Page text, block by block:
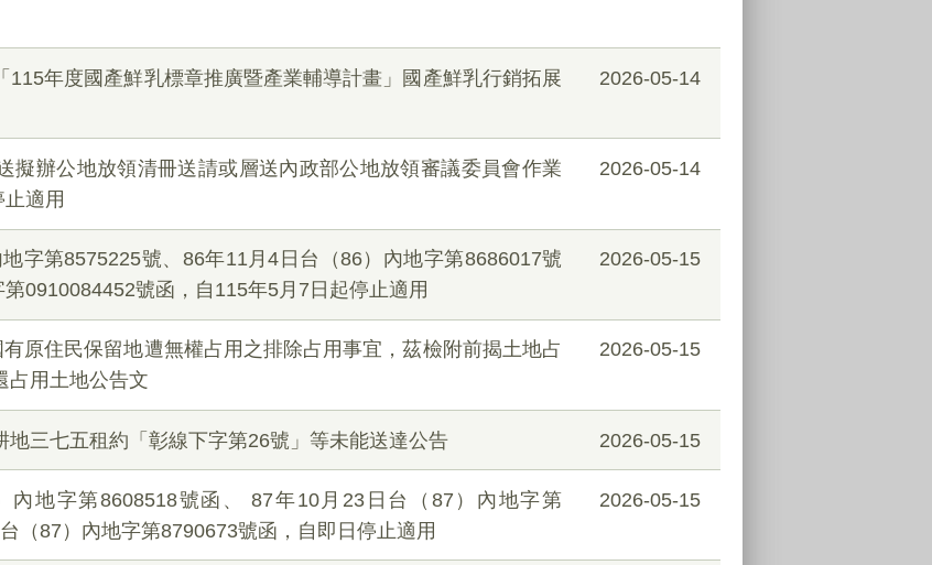
115年度國產鮮乳標章推廣暨產業輔導計畫」國產鮮乳行銷拓展
2026-05-14
擬辦公地放領清冊送請或層送內政部公地放領審議委員會作業
適用
2026-05-14
字第8575225號、86年11月4日台（86）內地字第8686017號
0910084452號函，自115年5月7日起停止適用
2026-05-15
原住民保留地遭無權占用之排除占用事宜，茲檢附前揭土地占
占用土地公告文
2026-05-15
三七五租約「彰線下字第26號」等未能送達公告 2026-05-15
內地字第8608518號函、 87年10月23日台（87）內地字第
（87）內地字第8790673號函，自即日停止適用
2026-05-15